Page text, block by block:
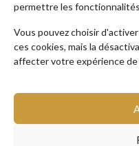
permettre les
Vous pouvez choisir
ces cookies, mais la
affecter votre expérience de
Recherche par publics
Recherche par mots-clés